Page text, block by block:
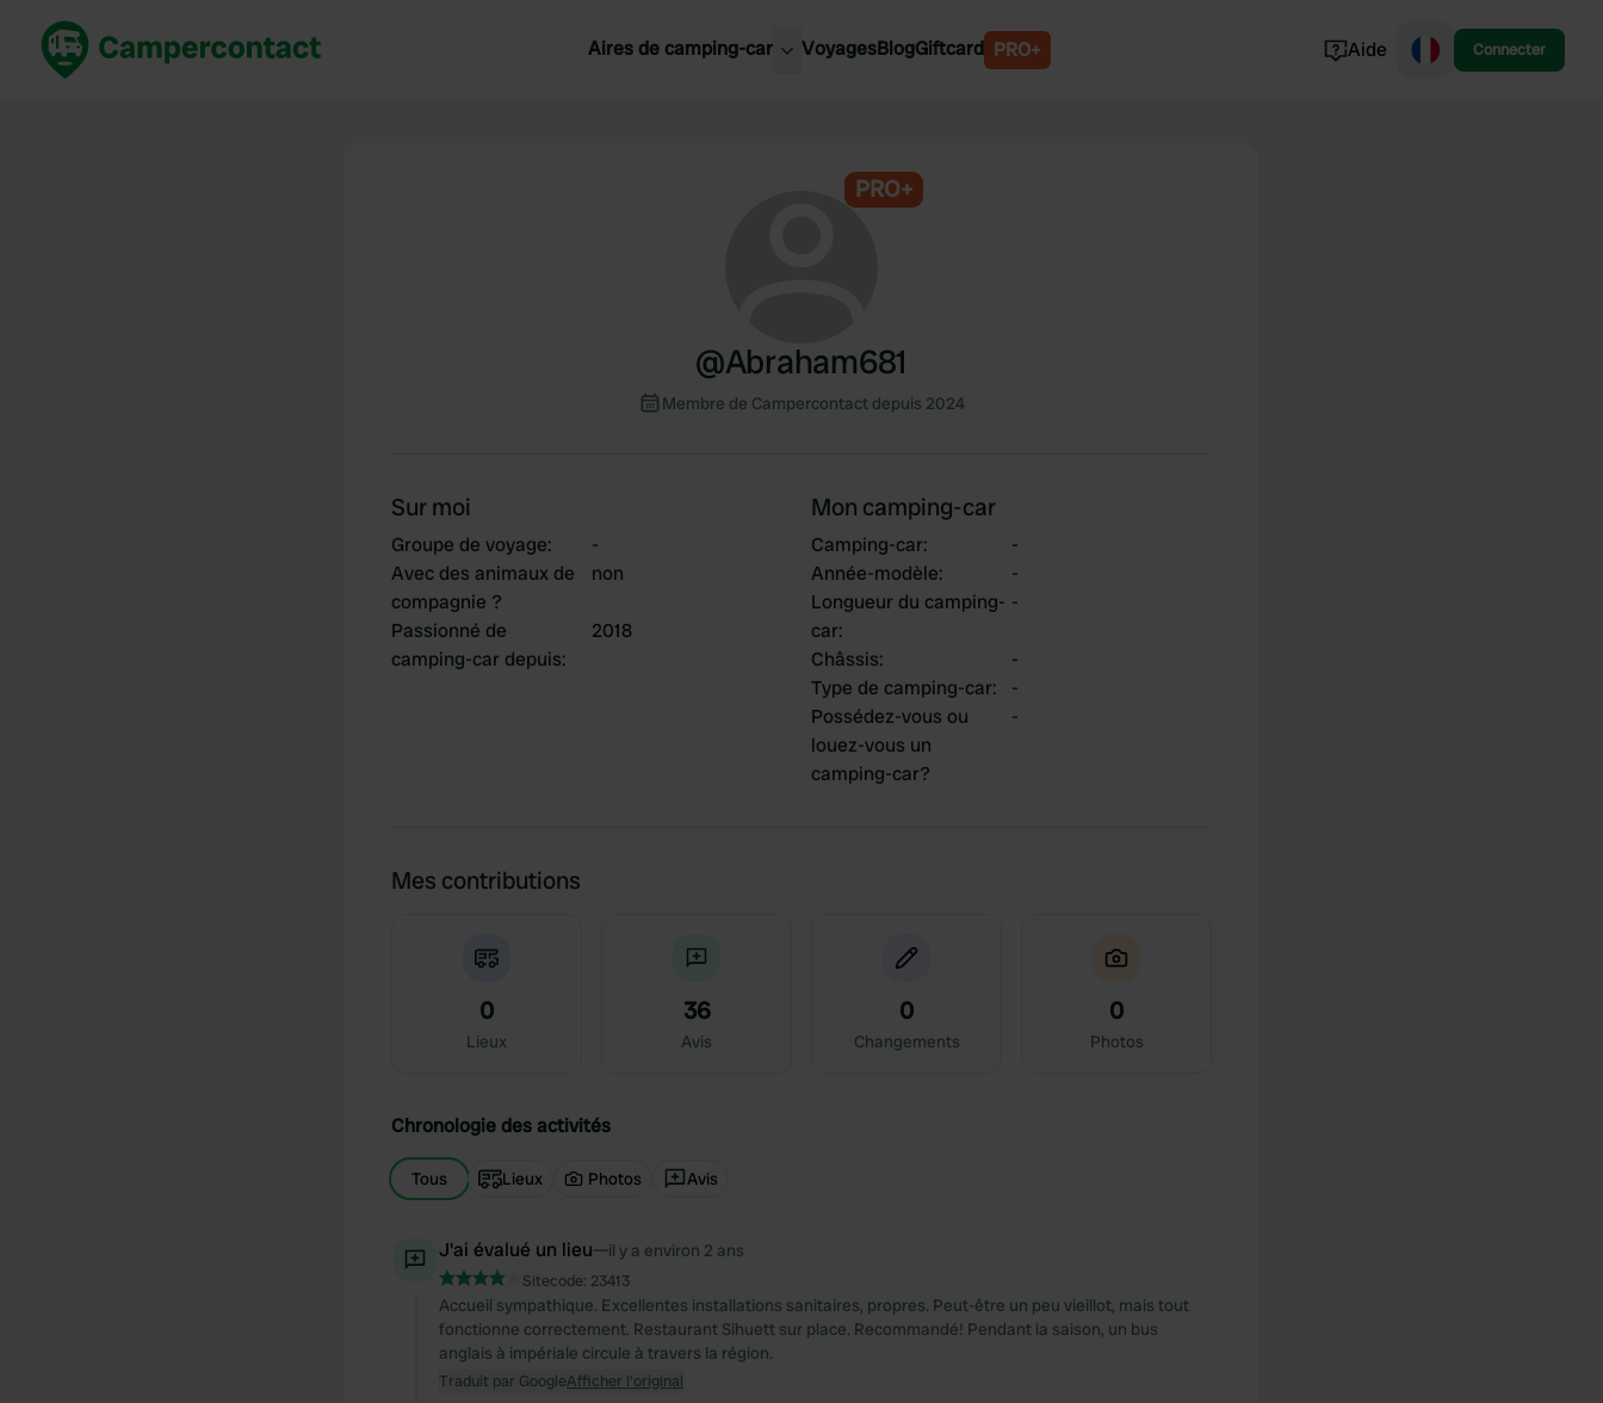
Aires de camping-car VoyagesBlogGiftcard PRO+ Aide Connecter
PRO+
@Abraham681
Membre de Campercontact depuis 2024
Sur moi
Groupe de voyage:
-
Avec des animaux de
compagnie ?
non
Passionné de
camping-car depuis:
2018
Mon camping-car
Camping-car:
-
Année-modèle:
-
Longueur du camping-
car:
-
Châssis:
-
Type de camping-car:
-
Possédez-vous ou
louez-vous un
camping-car?
-
Mes contributions
0
Lieux
36
Avis
0
Changements
0
Photos
Chronologie des activités
Tous Lieux Photos Avis
J'ai évalué un lieu—il y a environ 2 ans
Sitecode: 23413
Accueil sympathique. Excellentes installations sanitaires, propres. Peut-être un peu vieillot, mais tout
fonctionne correctement. Restaurant Sihuett sur place. Recommandé! Pendant la saison, un bus
anglais à impériale circule à travers la région.
Traduit par GoogleAfficher l'original